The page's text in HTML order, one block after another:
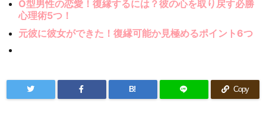
O型男性の恋愛！復縁するには？彼の心を取り戻す必勝
心理術5つ！
元彼に彼女ができた！復縁可能か見極めるポイント6つ
B! Copy